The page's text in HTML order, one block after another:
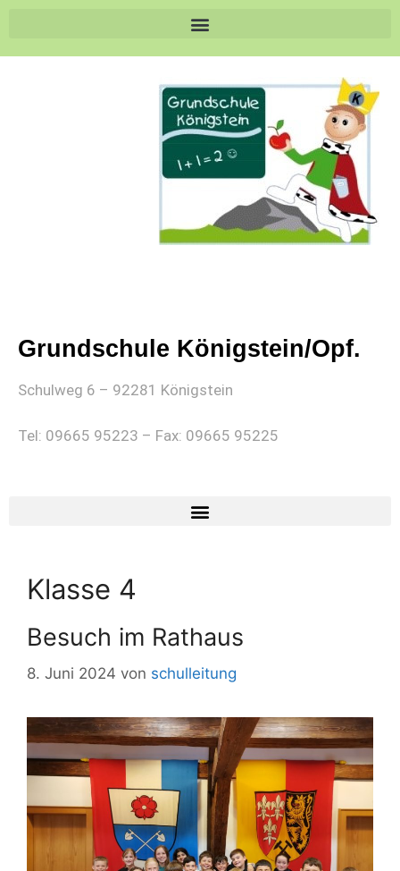
Grundschule Königstein/Opf.
Schulweg 6 – 92281 Königstein
Tel: 09665 95223 – Fax: 09665 95225
Klasse 4
Besuch im Rathaus
8. Juni 2024 von schulleitung